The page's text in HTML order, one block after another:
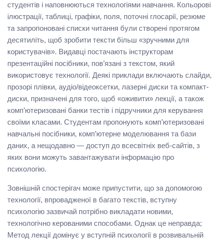
студентів і наповнюються технологіями навчання. Кольорові
ілюстрації, таблиці, графіки, поля, поточні глосарії, резюме
та запропоновані списки читання були створені протягом
десятиліть, щоб зробити тексти більш «зручними для
користувачів». Видавці постачають інструкторам
презентаційні посібники, пов’язані з текстом, який
використовує технології. Деякі приклади включають слайди,
прозорі плівки, аудіо/відеоксетки, лазерні диски та компакт-
диски, призначені для того, щоб «оживити» лекції, а також
комп’ютеризовані банки тестів і підручники для керування
своїми класами. Студентам пропонують комп’ютеризовані
навчальні посібники, комп’ютерне моделювання та бази
даних, а нещодавно — доступ до всесвітніх веб-сайтів, з
яких вони можуть завантажувати інформацію про
психологію.
Зовнішній спостерігач може припустити, що за допомогою
технології, впровадженої в багато текстів, вступну
психологію зазвичай потрібно викладати новими,
технологічно керованими способами. Однак це неправда;
Метод лекції домінує у вступній психології в розвивальній